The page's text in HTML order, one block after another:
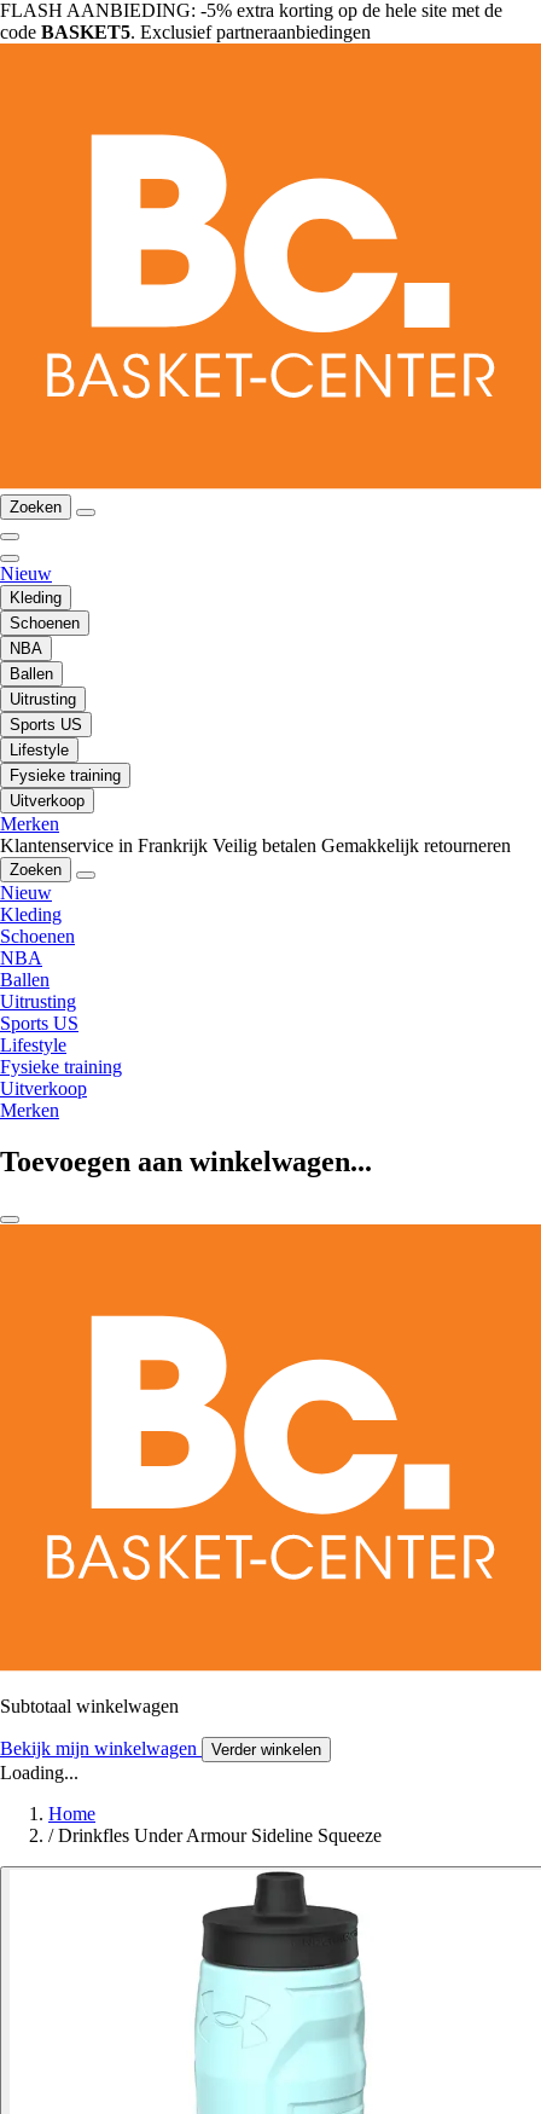
FLASH AANBIEDING: -5% extra korting op de hele site met de
code BASKET5. Exclusief partneraanbiedingen
Zoeken
Nieuw
Kleding
Schoenen
NBA
Ballen
Uitrusting
Sports US
Lifestyle
Fysieke training
Uitverkoop
Merken
Klantenservice in Frankrijk Veilig betalen Gemakkelijk retourneren
Zoeken
Nieuw
Kleding
Schoenen
NBA
Ballen
Uitrusting
Sports US
Lifestyle
Fysieke training
Uitverkoop
Merken
Toevoegen aan winkelwagen...
Subtotaal winkelwagen
Bekijk mijn winkelwagen Verder winkelen
Loading...
Home
/ Drinkfles Under Armour Sideline Squeeze